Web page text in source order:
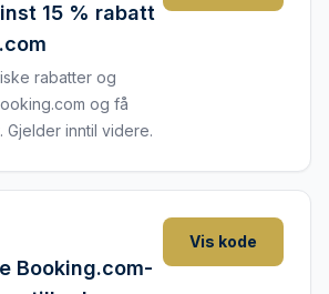
15 % rabatt
rabatter og
og få
Gjelder inntil videre.
Booking.com-
Vis kode